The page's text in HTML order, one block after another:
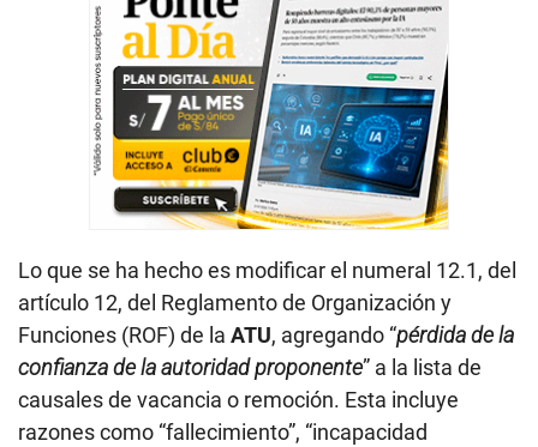
Lo que se ha hecho es modificar el numeral 12.1, del
artículo 12, del Reglamento de Organización y
Funciones (ROF) de la ATU, agregando “pérdida de la
confianza de la autoridad proponente” a la lista de
causales de vacancia o remoción. Esta incluye
razones como “fallecimiento”, “incapacidad